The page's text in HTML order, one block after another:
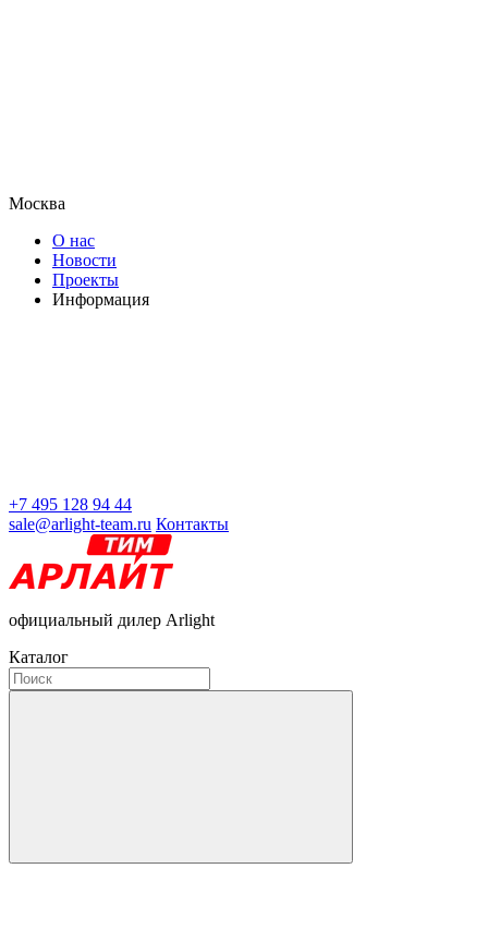
Москва
О нас
Новости
Проекты
Информация
+7 495 128 94 44
sale@arlight-team.ru Контакты
официальный дилер Arlight
Каталог